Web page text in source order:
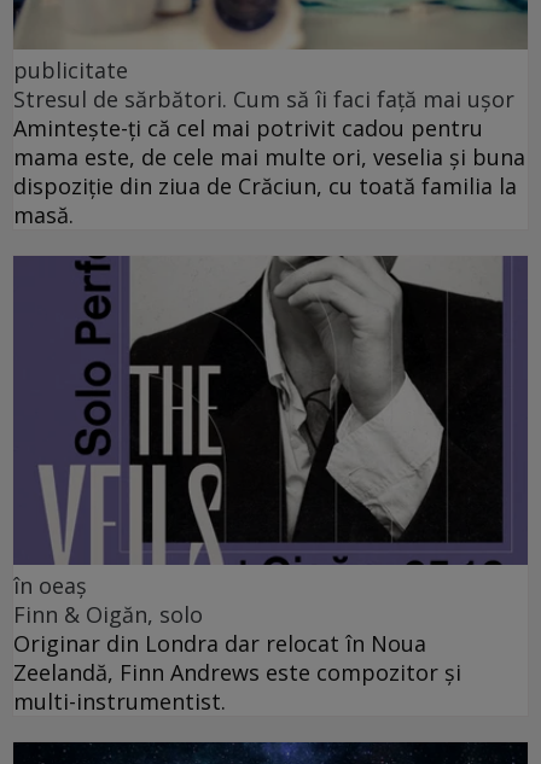
publicitate
Stresul de sărbători. Cum să îi faci față mai ușor
Amintește-ți că cel mai potrivit cadou pentru
mama este, de cele mai multe ori, veselia și buna
dispoziție din ziua de Crăciun, cu toată familia la
masă.
în oeaș
Finn & Oigăn, solo
Originar din Londra dar relocat în Noua
Zeelandă, Finn Andrews este compozitor și
multi-instrumentist.